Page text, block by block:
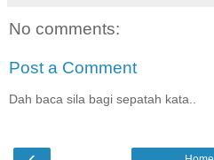
No comments:
Post a Comment
Dah baca sila bagi sepatah kata..